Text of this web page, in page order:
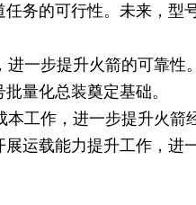
务的可行性。未来，型
一步提升火箭的可靠性
量化总装奠定基础。
工作，进一步提升火箭
运载能力提升工作，进